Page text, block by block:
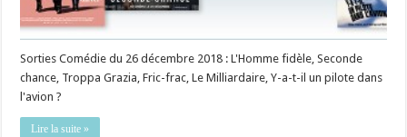
Sorties Comédie du 26 décembre 2018 : L'Homme fidèle, Seconde
chance, Troppa Grazia, Fric-frac, Le Milliardaire, Y-a-t-il un pilote dans
l'avion ?
Lire la suite »